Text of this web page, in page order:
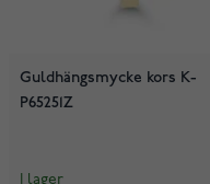
Guldhängsmycke kors K-
P65251Z
I lager